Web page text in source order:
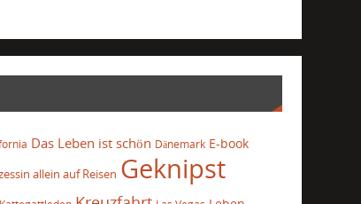
Das Leben ist schön Dänemark E-book
allein auf Reisen Geknipst